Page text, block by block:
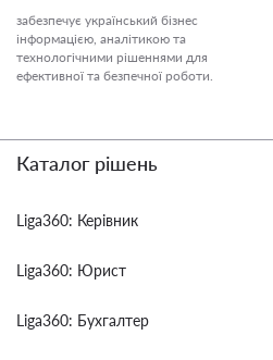
забезпечує український бізнес
інформацією, аналітикою та
технологічними рішеннями для
ефективної та безпечної роботи.
Каталог рішень
Liga360: Керівник
Liga360: Юрист
Liga360: Бухгалтер